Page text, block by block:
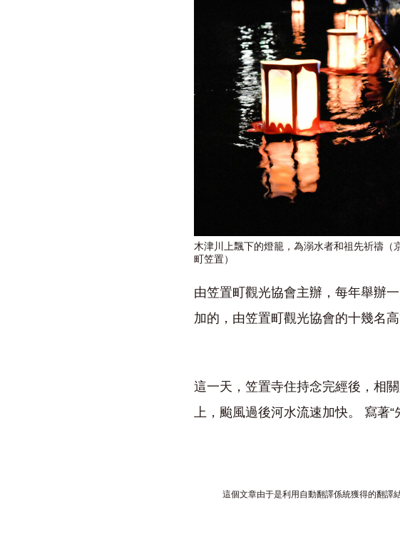
木津川上飄下的燈籠，為溺水者和祖先祈禱（
町笠置）
由笠置町觀光協會主辦，每年舉辦
加的，由笠置町觀光協會的十幾名高
這一天，笠置寺住持念完經後，相
上，颱風過後河水流速加快。 寫著“
這個文章由于是利用自動翻譯係統獲得的翻譯